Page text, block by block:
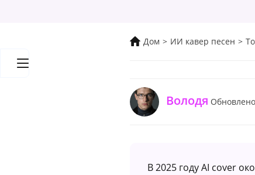
Дом > ИИ кавер песен >
Володя
В 2025 году AI cover